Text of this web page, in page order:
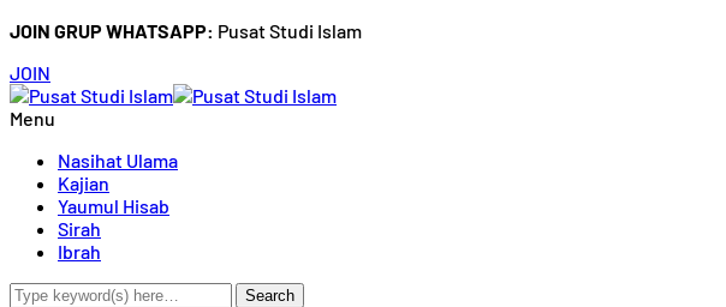
JOIN GRUP WHATSAPP: Pusat Studi Islam
JOIN
Menu
Nasihat Ulama
Kajian
Yaumul Hisab
Sirah
Ibrah